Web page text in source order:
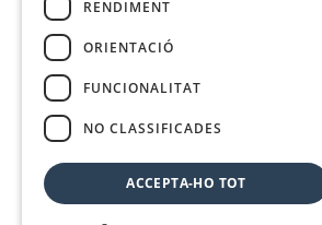
RENDIMENT
ORIENTACIÓ
FUNCIONALITAT
NO CLASSIFICADES
ACCEPTA-HO TOT